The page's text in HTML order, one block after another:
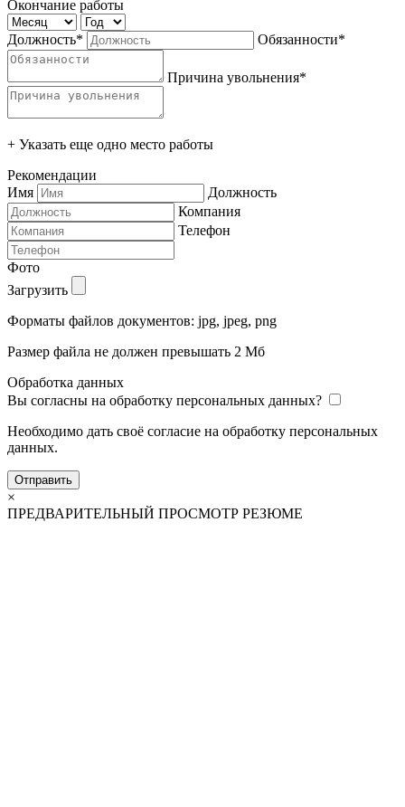
Окончание работы
Должность* Обязанности*
Причина увольнения*
+ Указать еще одно место работы
Рекомендации
Имя
Должность
Компания
Телефон
Фото
Загрузить
Форматы файлов документов: jpg, jpeg, png
Размер файла не должен превышать 2 Мб
Обработка данных
Вы согласны на обработку персональных данных?
Необходимо дать своё согласие на обработку персональных
данных.
Отправить
×
ПРЕДВАРИТЕЛЬНЫЙ ПРОСМОТР РЕЗЮМЕ